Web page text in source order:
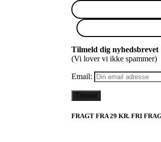
Tilmeld dig nyhedsbrevet
(Vi lover vi ikke spammer)
Email:
FRAGT FRA 29 KR. FRI